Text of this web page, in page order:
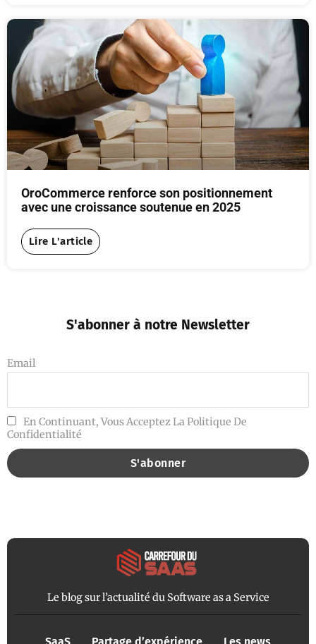
OroCommerce renforce son positionnement
avec une croissance soutenue en 2025
Lire L'article
S'abonner à notre Newsletter
Email
En Continuant, Vous Acceptez La Politique De
Confidentialité
Le blog sur l’actualité du Software as a Service